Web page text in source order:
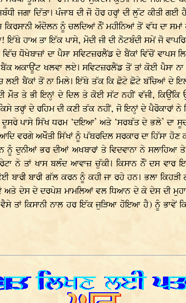
ਜਗਾ ਦਿੱਤਾ। ਪੰਜਾਬ ਦੀ ਜੋ ਹੋਰ ਹਰ੍ਹਾਂ ਦੀ ਲੁੱਟ ਕੀਤੀ
ਵਿੱਚ ਕਿਰਸਾਨੀ ਅੰਦੋਲਨ ਨੂੰ ਚਲਦਿਆਂ ਨੌਂ ਮਹੀਨਿਆਂ ਤੋਂ ਵੱਧ
ਇੱਥੇ ਹਾਅ ਤਾ ਇੱਕ ਪਾਸੇ, ਮੋਦੀ ਜੀ ਦੀ ਨੋਟਬੰਦੀ ਸਮੇਂ ਜੋ
ਧੋਖੇਬਾਜ਼ਾਂ ਦਾ ਪੈਸਾ ਸਵਿਟਜ਼ਰਲੈਂਡ ਦੇ ਬੈਂਕਾਂ ਵਿੱਚੋਂ
ਖਲਵਾ ਲਏ। ਸਵਿਟਜ਼ਰਲੈਂਡ ਤੋਂ ਤਾਂ ਕੋਈ ਪੈਸਾ ਨਾ
ਲਈ ਬੈਂਕਾਂ ਤੋਂ ਨਾ ਮਿਲੇ। ਇੱਥੇ ਤੱਕ ਕਿ ਛੋਟੇ ਛੋਟੇ ਬੱਚਿਆਂ ਦੇ
ਤੇ ਭੀ ਇਨ੍ਹਾਂ ਦੇ ਦਿਲ ਤੇ ਕੋਈ ਸੱਟ ਨਹੀਂ ਵੱਜੀ, ਕਿਉਂਕਿ
ਤਰ੍ਹਾਂ ਦੇ ਰਹਿਮ ਦੀ ਕਣੀ ਤੱਕ ਨਹੀਂ, ਜੋ ਇਨ੍ਹਾਂ ਦੇ
ਪਾਸੇ ਸਿੱਖ ਧਰਮ ‘ਦਇਆ’ ਅਤੇ ‘ਸਰਬੱਤ ਦੇ ਭਲੇ’ ਦਾ
ਵਰਗੇ ਅਖੌਤੀ ਸਿੱਖਾਂ ਨੂੰ ਪੱਥਰਦਿਲ ਸਰਕਾਰ ਦਾ ਹਿੱਸਾ ਹੋਣ
ਦੁਨੀਆਂ ਭਰ ਦੀਆਂ ਅਖਬਾਰਾਂ ਤੇ ਵਿਦਵਾਨਾ ਨੇ ਸਲਾਹਿਆ
ਨੇ ਤਾਂ ਖਾਸ ਬਲੰਦ ਆਵਾਜ਼ ਚੁੱਕੀ। ਕਿਸਾਨ ਨੌਂ ਦਸ
ਬਾਰੀ ਗੱਲ ਕਰਨ ਨੂੰ ਕਹੀ ਜਾ ਰਹੇ ਹਨ। ਭਲਾ
ਦੇਸ ਦੇ ਦਰਪੇਸ਼ ਮਾਮਲਿਆਂ ਵਲ ਧਿਆਨ ਦੇ ਕੇ ਦੇਸ ਦੀ
ਤਾਂ ਕਿਸਾਨੀ ਨਾਲ ਹਰ ਇੱਕ ਜੁੜਿਆ ਹੋਇਆ ਹੈ) ਨੂੰ ਭਾਵੇਂ